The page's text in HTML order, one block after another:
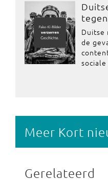
Duitse
de
Meer Kort
Gerelateerd